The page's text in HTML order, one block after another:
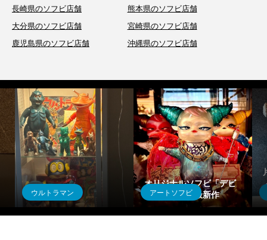
長崎県のソフビ店舗
熊本県のソフビ店舗
大分県のソフビ店舗
宮崎県のソフビ店舗
鹿児島県のソフビ店舗
沖縄県のソフビ店舗
アートソフビ
片桐仁不条理アート工房
／キングジョーモン【蓄
光マーブル】
アートソフビ
妄想工作所／ソフビのド
ッグゥ【蓄光マーブル】